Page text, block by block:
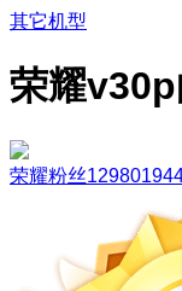
其它机型
荣耀
荣耀粉丝